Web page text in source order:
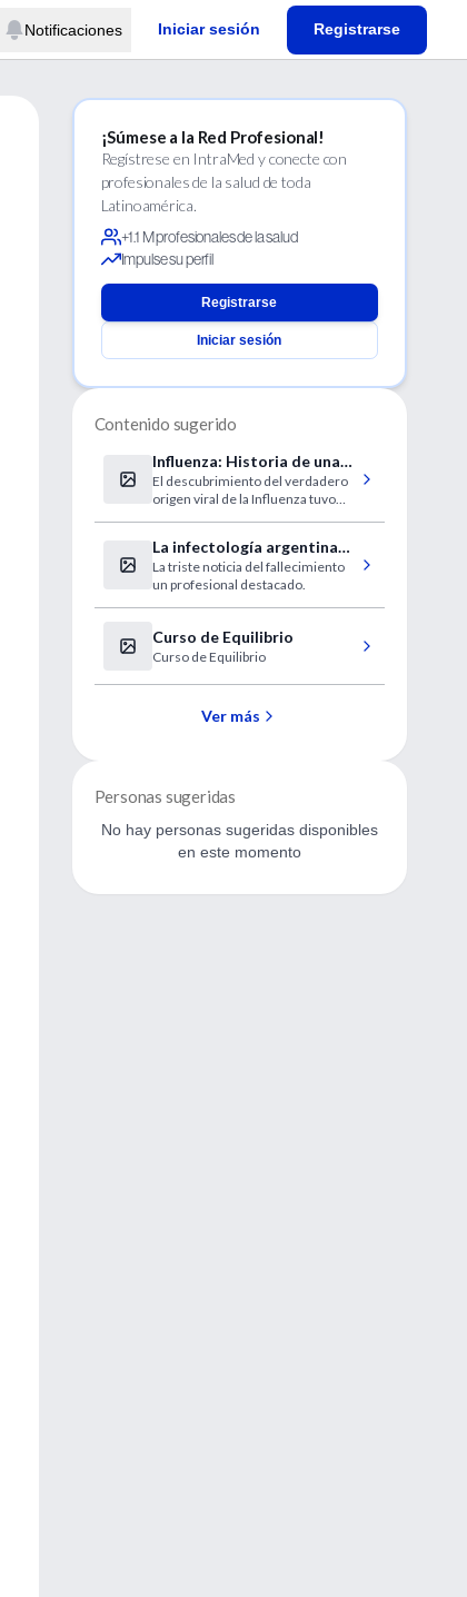
Notificaciones Iniciar sesión Registrarse
¡Súmese a la Red Profesional!
Regístrese en IntraMed y conecte con
profesionales de la salud de toda
Latinoamérica.
+1.1 M profesionales de la salud
Impulse su perfil
Registrarse
Iniciar sesión
Contenido sugerido
Influenza: Historia de una
enfermedad
El descubrimiento del verdadero
origen viral de la Influenza tuvo
encontrada por primera vez en
cerdos.
La infectología argentina
de duelo
La triste noticia del fallecimiento
un profesional destacado.
Curso de Equilibrio
Curso de Equilibrio
Ver más
Personas sugeridas
No hay personas sugeridas disponibles
en este momento